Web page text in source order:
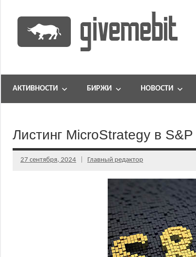
содержимому
GiveMeBit.com
портал
АКТИВНОСТИ БИРЖИ НОВОСТИ
Листинг MicroStrategy в
27 сентября, 2024 Главный редактор